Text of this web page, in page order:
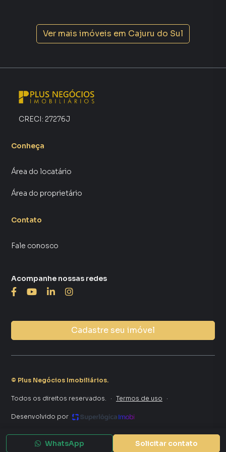
Ver mais imóveis em Cajuru do Sul
WhatsApp Solicitar contato
CRECI: 27276J
Conheça
Área do locatário
Área do proprietário
Contato
Fale conosco
Cadastre seu imóvel
Acompanhe nossas redes
© Plus Negócios Imobiliários.
Todos os direitos reservados. · Termos de uso ·
Desenvolvido por